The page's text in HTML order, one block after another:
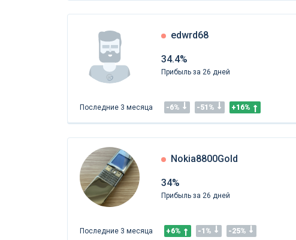
edwrd68
34.4%
Прибыль за 26 дней
Последние 3 месяца -6% -51% +16%
Nokia8800Gold
34%
Прибыль за 26 дней
Последние 3 месяца +6% -1% -25%